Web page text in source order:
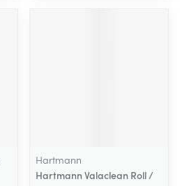
Hartmann
Hartmann Valaclean Roll /